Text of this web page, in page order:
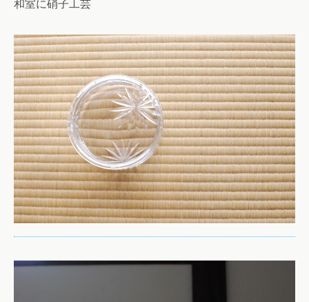
和室に硝子工芸